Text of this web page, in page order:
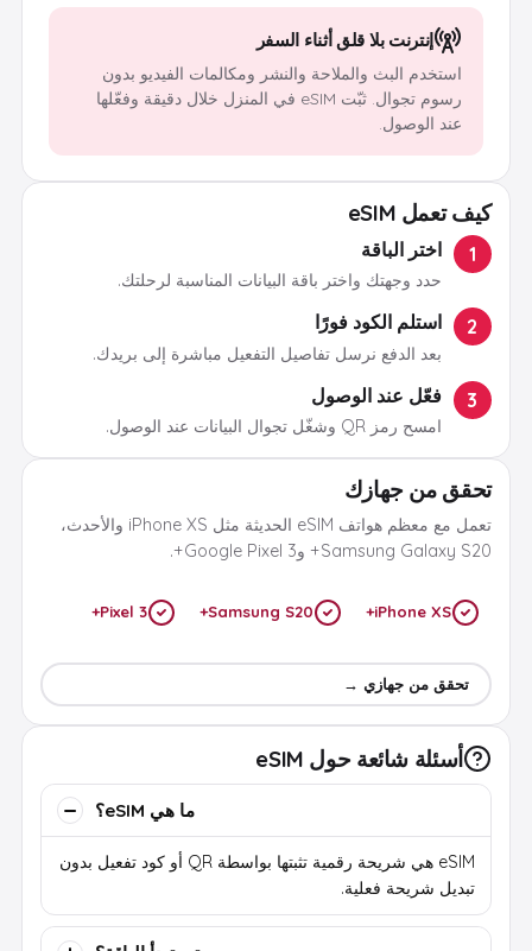
إنترنت بلا قلق أثناء السفر
استخدم البث والملاحة والنشر ومكالمات الفيديو بدون
رسوم تجوال. ثبّت eSIM في المنزل خلال دقيقة وفعّلها
عند الوصول.
كيف تعمل eSIM
1 اختر الباقة
حدد وجهتك واختر باقة البيانات المناسبة لرحلتك.
2 استلم الكود فورًا
بعد الدفع نرسل تفاصيل التفعيل مباشرة إلى بريدك.
3 فعّل عند الوصول
امسح رمز QR وشغّل تجوال البيانات عند الوصول.
تحقق من جهازك
تعمل مع معظم هواتف eSIM الحديثة مثل iPhone XS والأحدث،
Samsung Galaxy S20+ وGoogle Pixel 3+.
iPhone XS+
Samsung S20+
Pixel 3+
تحقق من جهازي →
أسئلة شائعة حول eSIM
ما هي eSIM؟
eSIM هي شريحة رقمية تثبتها بواسطة QR أو كود تفعيل بدون
تبديل شريحة فعلية.